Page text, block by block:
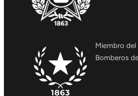
Miembro
Bomberos